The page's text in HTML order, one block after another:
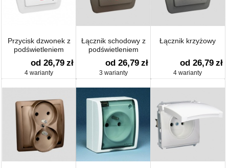
Przycisk dzwonek z
podświetleniem
od 26,79 zł
4 warianty
Łącznik schodowy z
podświetleniem
od 26,79 zł
3 warianty
Łącznik krzyżowy
od 26,79 zł
4 warianty